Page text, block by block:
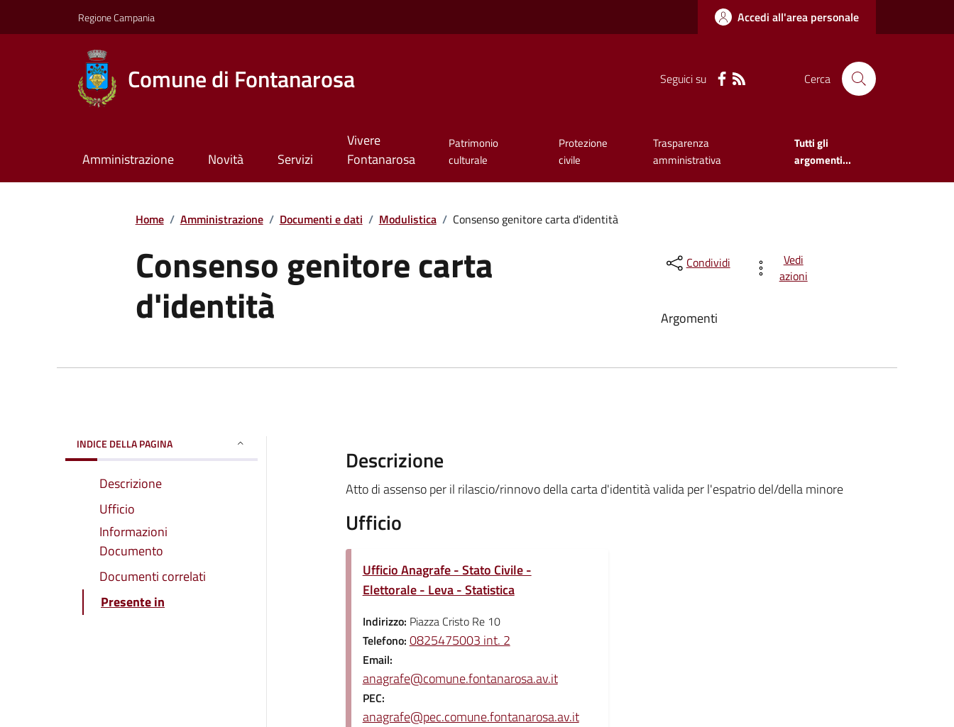
Regione Campania Accedi all'area personale
Comune di Fontanarosa Seguici su Cerca
Amministrazione Novità Servizi
Vivere
Fontanarosa
Patrimonio
culturale
Protezione
civile
Trasparenza
amministrativa
Tutti gli
argomenti...
Home / Amministrazione / Documenti e dati / Modulistica / Consenso genitore carta d'identità
Consenso genitore carta
d'identità
Condividi
Vedi
azioni
Argomenti
INDICE DELLA PAGINA
Descrizione
Ufficio
Informazioni
Documento
Documenti correlati
Presente in
Descrizione
Atto di assenso per il rilascio/rinnovo della carta d'identità valida per l'espatrio del/della minore
Ufficio
Ufficio Anagrafe - Stato Civile -
Elettorale - Leva - Statistica
Indirizzo: Piazza Cristo Re 10
Telefono: 0825475003 int. 2
Email:
anagrafe@comune.fontanarosa.av.it
PEC:
anagrafe@pec.comune.fontanarosa.av.it